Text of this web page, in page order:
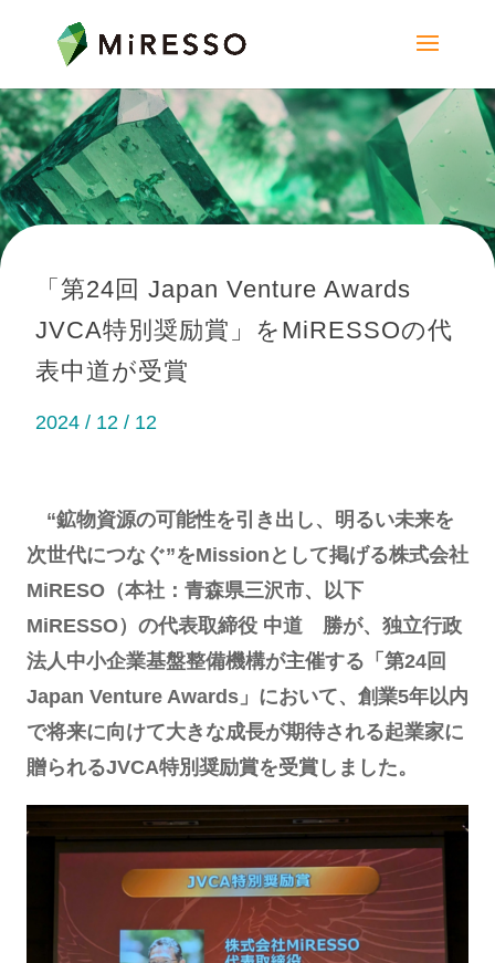
「第24回 Japan Venture Awards
JVCA特別奨励賞」をMiRESSOの代
表中道が受賞
2024 / 12 / 12
“鉱物資源の可能性を引き出し、明るい未来を
次世代につなぐ”をMissionとして掲げる株式会社
MiRESO（本社：青森県三沢市、以下
MiRESSO）の代表取締役 中道 勝が、独立行政
法人中小企業基盤整備機構が主催する「第24回
Japan Venture Awards」において、創業5年以内
で将来に向けて大きな成長が期待される起業家に
贈られるJVCA特別奨励賞を受賞しました。